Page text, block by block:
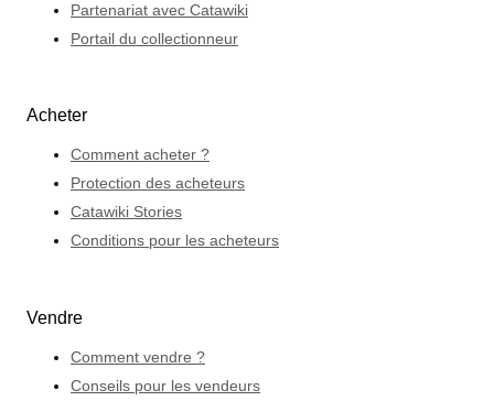
Partenariat avec Catawiki
Portail du collectionneur
Acheter
Comment acheter ?
Protection des acheteurs
Catawiki Stories
Conditions pour les acheteurs
Vendre
Comment vendre ?
Conseils pour les vendeurs